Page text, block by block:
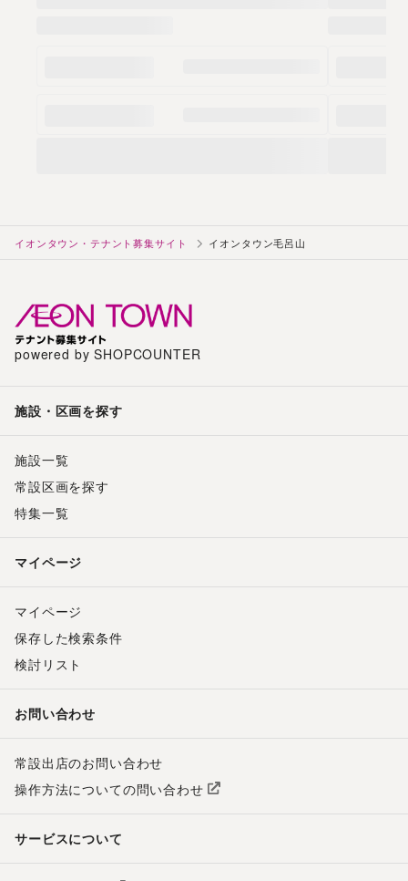
イオンタウン・テナント募集サイト イオンタウン毛呂山
powered by SHOPCOUNTER
施設・区画を探す
施設一覧
常設区画を探す
特集一覧
マイページ
マイページ
保存した検索条件
検討リスト
お問い合わせ
常設出店のお問い合わせ
操作方法についての問い合わせ
サービスについて